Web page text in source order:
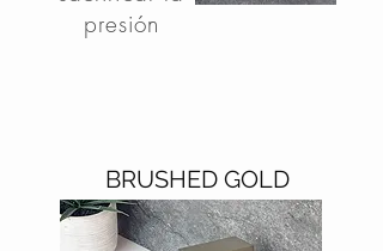
presión
BRUSHED GOLD